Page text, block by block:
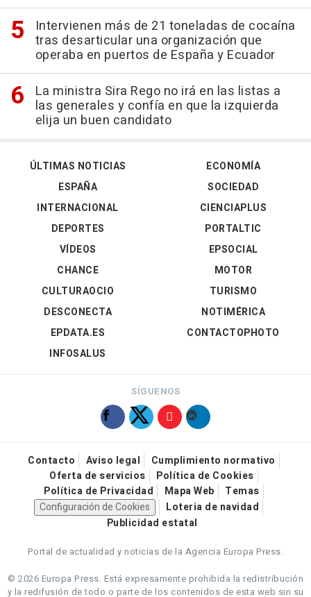
Intervienen más de 21 toneladas de cocaína
tras desarticular una organización que
operaba en puertos de España y Ecuador
La ministra Sira Rego no irá en las listas a
las generales y confía en que la izquierda
elija un buen candidato
ÚLTIMAS NOTICIAS
ESPAÑA
INTERNACIONAL
DEPORTES
VÍDEOS
ECONOMÍA
SOCIEDAD
CIENCIAPLUS
PORTALTIC
EPSOCIAL
CHANCE
CULTURAOCIO
DESCONECTA
EPDATA.ES
INFOSALUS
MOTOR
TURISMO
NOTIMÉRICA
CONTACTOPHOTO
SÍGUENOS
Contacto Aviso legal
Cumplimiento normativo
Oferta de servicios
Política de Cookies
Política de Privacidad
Mapa Web
Temas
Configuración de Cookies
Loteria de navidad
Publicidad estatal
Portal de actualidad y noticias de la Agencia Europa Press.
© 2026 Europa Press. Está expresamente prohibida la redistribución
y la redifusión de todo o parte de los contenidos de esta web sin su